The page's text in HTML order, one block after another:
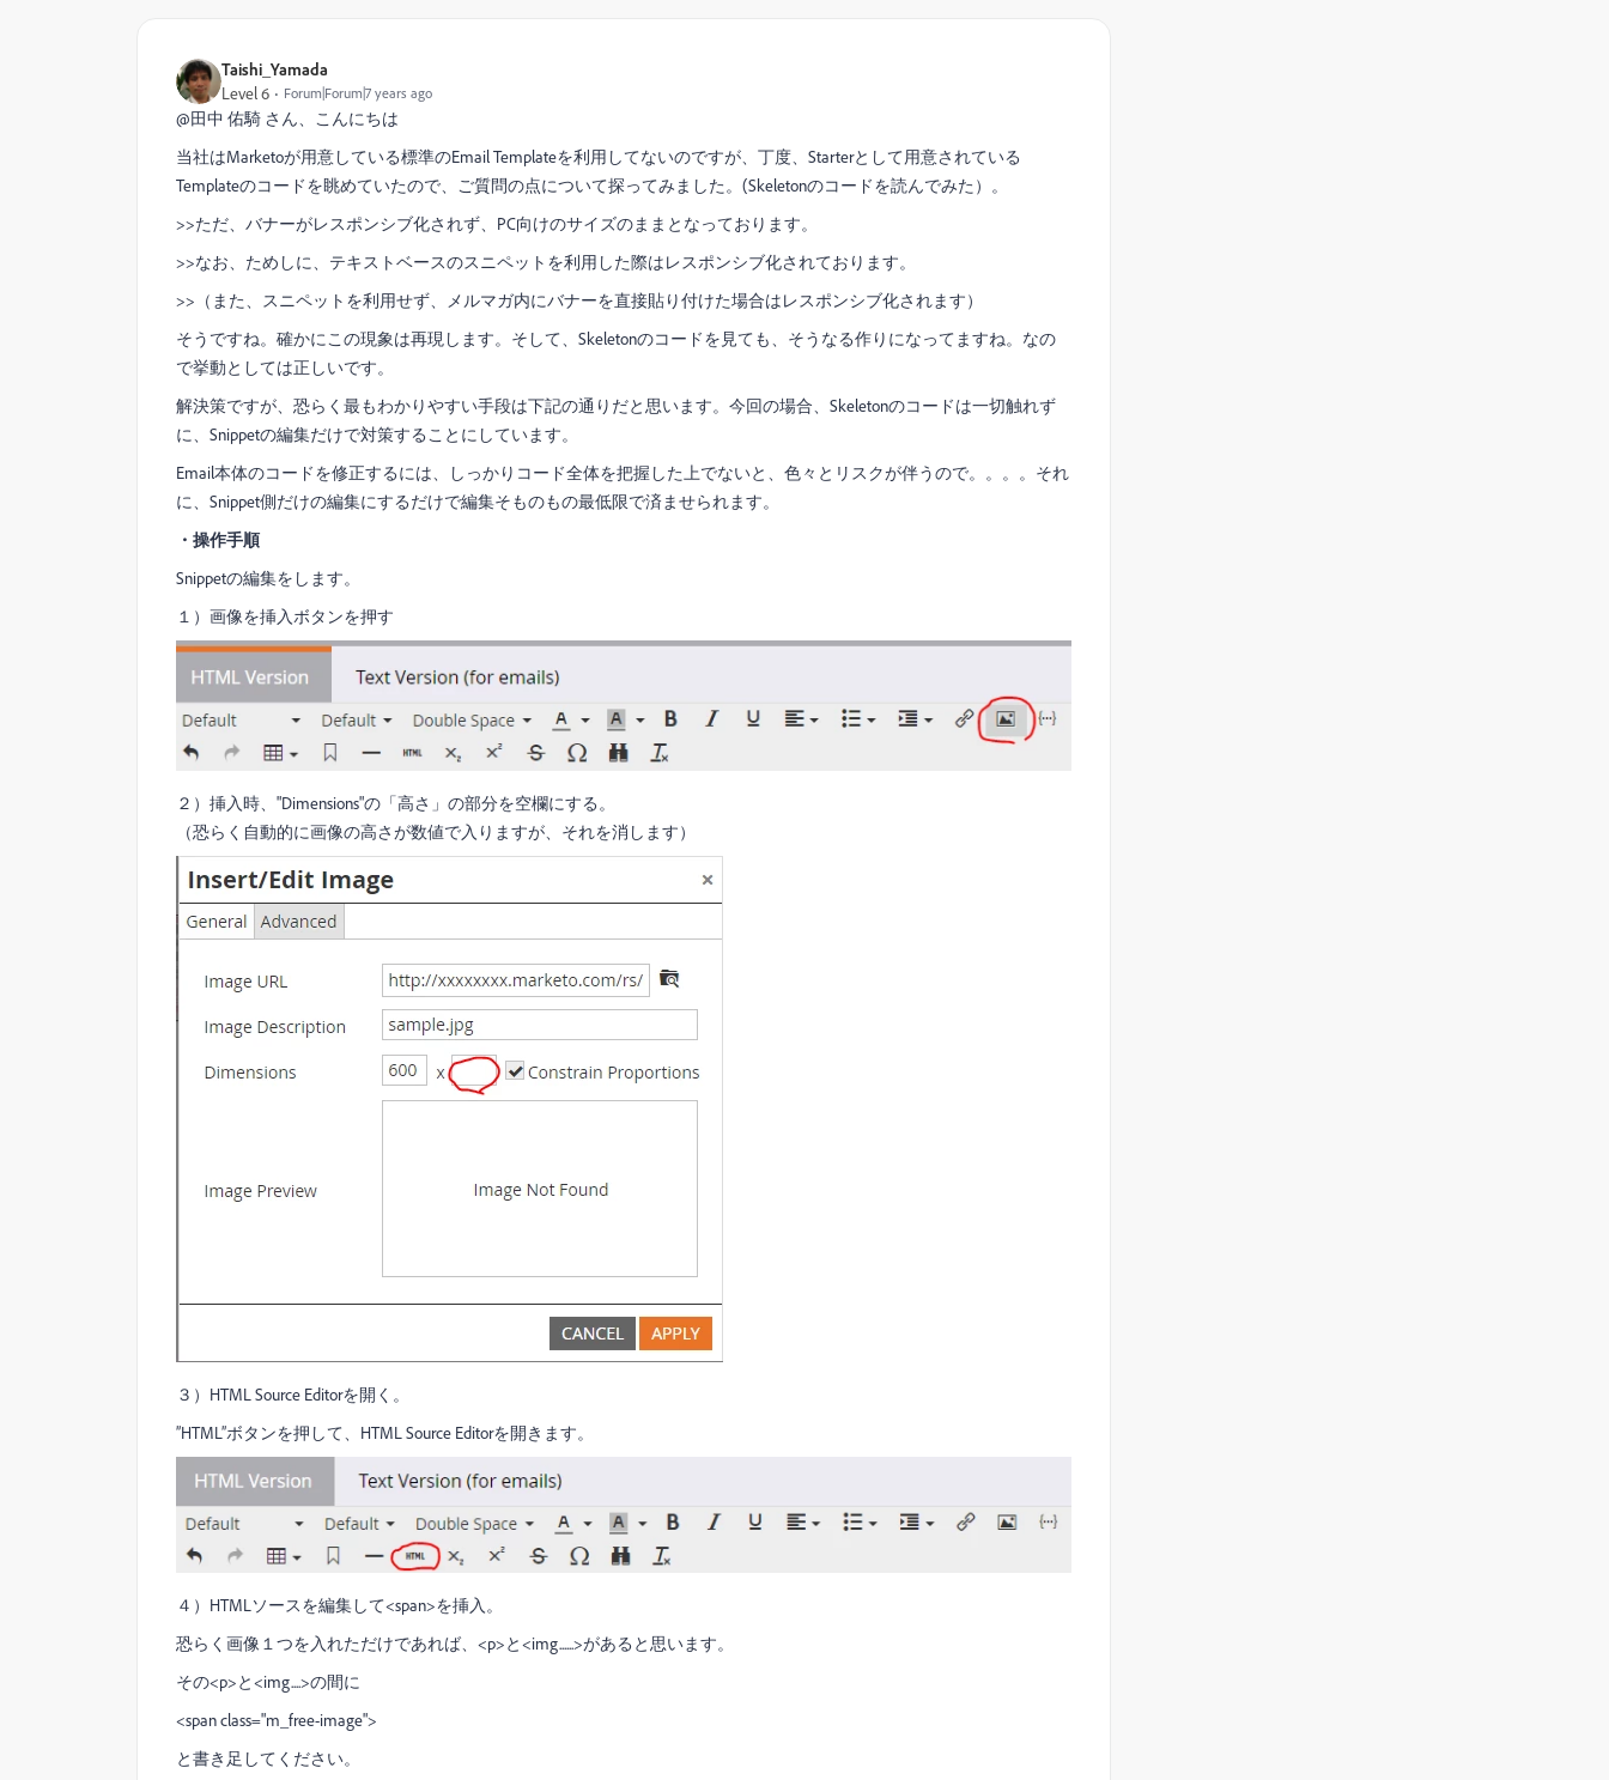
Taishi_Yamada
Level 6 Forum|Forum|7 years ago
@田中 佑騎 さん、こんにちは
当社はMarketoが用意している標準のEmail Templateを利用してないのですが、丁度、Starterとして用意されている
Templateのコードを眺めていたので、ご質問の点について探ってみました。(Skeletonのコードを読んでみた）。
>>ただ、バナーがレスポンシブ化されず、PC向けのサイズのままとなっております。
>>なお、ためしに、テキストベースのスニペットを利用した際はレスポンシブ化されております。
>>（また、スニペットを利用せず、メルマガ内にバナーを直接貼り付けた場合はレスポンシブ化されます）
そうですね。確かにこの現象は再現します。そして、Skeletonのコードを見ても、そうなる作りになってますね。なの
で挙動としては正しいです。
解決策ですが、恐らく最もわかりやすい手段は下記の通りだと思います。今回の場合、Skeletonのコードは一切触れず
に、Snippetの編集だけで対策することにしています。
Email本体のコードを修正するには、しっかりコード全体を把握した上でないと、色々とリスクが伴うので。。。。それ
に、Snippet側だけの編集にするだけで編集そものもの最低限で済ませられます。
・操作手順
Snippetの編集をします。
１）画像を挿入ボタンを押す
２）挿入時、"Dimensions"の「高さ」の部分を空欄にする。
（恐らく自動的に画像の高さが数値で入りますが、それを消します）
３）HTML Source Editorを開く。
”HTML”ボタンを押して、HTML Source Editorを開きます。
４）HTMLソースを編集して<span>を挿入。
恐らく画像１つを入れただけであれば、<p>と<img......>があると思います。
その<p>と<img....>の間に
<span class="m_free-image">
と書き足してください。